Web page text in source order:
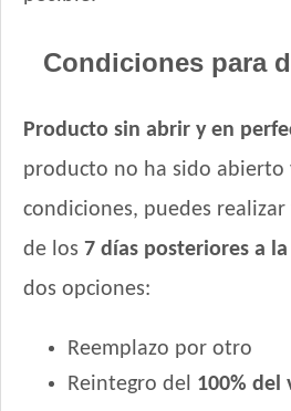
Smart Pet Criadores Perro Adulto
Tiernitos Selection Carne
Top Nutrition Perro Adulto Grain
Top Nutrition Perro Adulto Raza
Top Nutrition Perro Adulto Raza
Top Nutrition Perro Adulto Raza
Total Balance Ultra Pro Perros Adultos
Condiciones para
Producto sin abrir y en
producto no ha sido abierto
condiciones, puedes
de los 7 días posteriores a
dos opciones:
Reemplazo por otro
Reintegro del 100% del